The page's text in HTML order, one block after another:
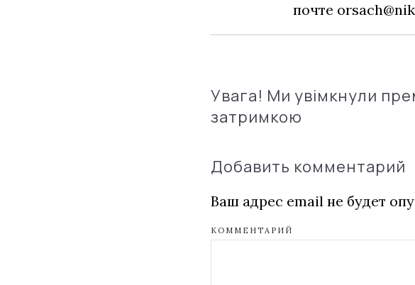
почте
Увага! Ми увімкнули
затримкою
Добавить комментарий
Ваш адрес email не будет
КОММЕНТАРИЙ